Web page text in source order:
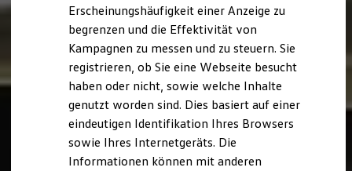
Marke und Erlebnis
Volkswagen R und R Experience
R-Modelle
R Experience
Driving Experience
Volkswagen entdecken
Werkbesichtigung
Lifestyle Shop
T-Roc Kollektion
Golf Kollektion
Erscheinungshäufigkeit einer Anzeige zu
begrenzen und die Effektivität von
Kampagnen zu messen und zu steuern. Sie
registrieren, ob Sie eine Webseite besucht
haben oder nicht, sowie welche Inhalte
genutzt worden sind. Dies basiert auf einer
eindeutigen Identifikation Ihres Browsers
sowie Ihres Internetgeräts. Die
Informationen können mit anderen